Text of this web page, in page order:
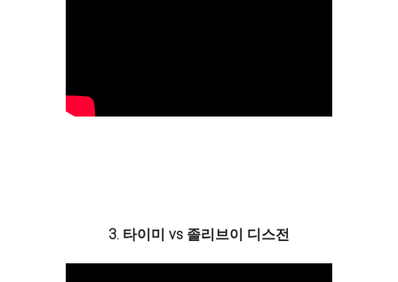
3. 타이미 vs 졸리브이 디스전